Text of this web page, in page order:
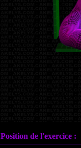
Position de l'exercice :